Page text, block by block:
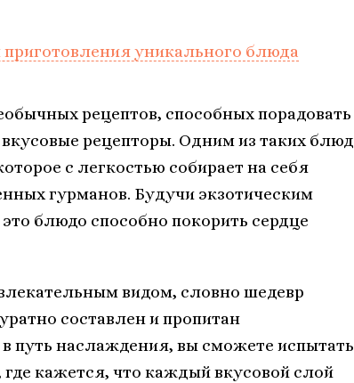
уникального блюда
рецептов, способных порадовать
вкусовые рецепторы. Одним из таких блюд
с легкостью собирает на себя
гурманов. Будучи экзотическим
блюдо способно покорить сердце
видом, словно шедевр
составлен и пропитан
путь наслаждения, вы сможете испытать
кажется, что каждый вкусовой слой